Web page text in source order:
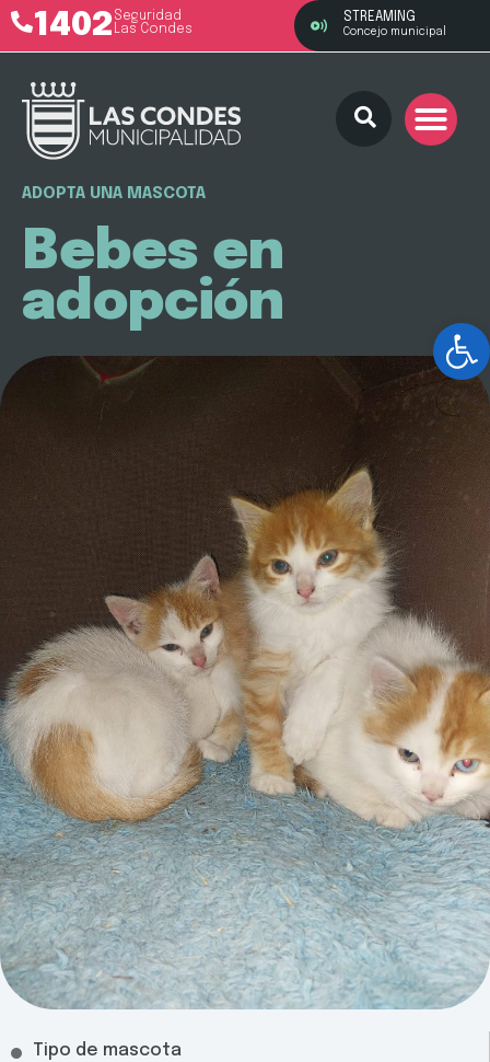
1402 Seguridad
Las Condes
STREAMING
Concejo municipal
ADOPTA UNA MASCOTA
Bebes en
adopción
Tipo de mascota